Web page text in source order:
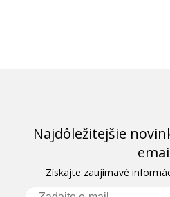
Najdôležitejšie
Získajte zaujímavé